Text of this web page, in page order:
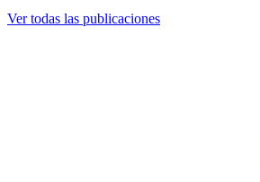
Ver todas las publicaciones